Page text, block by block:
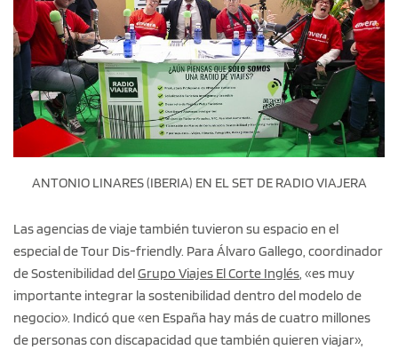
ANTONIO LINARES (IBERIA) EN EL SET DE RADIO VIAJERA
Las agencias de viaje también tuvieron su espacio en el
especial de Tour Dis-friendly. Para Álvaro Gallego, coordinador
de Sostenibilidad delGrupo Viajes El Corte Inglés, «es muy
importante integrar la sostenibilidad dentro del modelo de
negocio». Indicó que «en España hay más de cuatro millones
de personas con discapacidad que también quieren viajar»,